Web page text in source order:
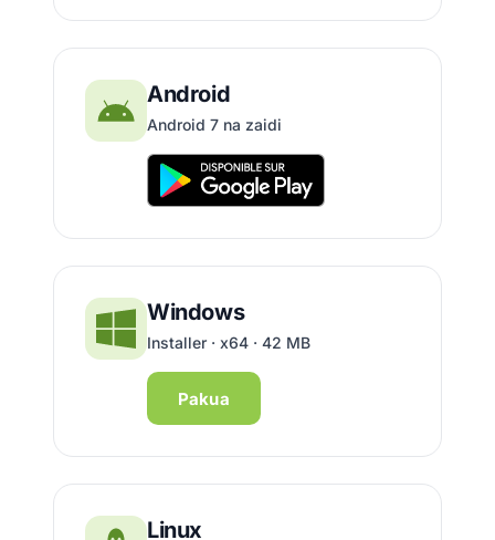
Android
Android 7 na zaidi
Windows
Installer · x64 · 42 MB
Pakua
Linux